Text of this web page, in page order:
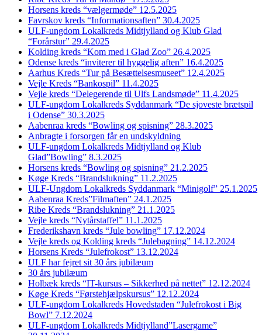
Horsens kreds “vælgermøde” 12.5.2025
Favrskov kreds “Informationsaften” 30.4.2025
ULF-ungdom Lokalkreds Midtjylland og Klub Glad
“Forårstur” 29.4.2025
Kolding kreds “Kom med i Glad Zoo” 26.4.2025
Odense kreds “inviterer til hyggelig aften” 16.4.2025
Aarhus Kreds “Tur på Besættelsesmuseet” 12.4.2025
Vejle Kreds “Bankospil” 11.4.2025
Vejle kreds “Delegerende til Ulfs Landsmøde” 11.4.2025
ULF-ungdom Lokalkreds Syddanmark “De sjoveste brætspil
i Odense” 30.3.2025
Aabenraa kreds “Bowling og spisning” 28.3.2025
Anbragte i forsorgen får en undskyldning
ULF-ungdom Lokalkreds Midtjylland og Klub
Glad”Bowling” 8.3.2025
Horsens kreds “Bowling og spisning” 21.2.2025
Køge Kreds “Brandslukning” 11.2.2025
ULF-Ungdom Lokalkreds Syddanmark “Minigolf” 25.1.2025
Aabenraa Kreds”Filmaften” 24.1.2025
Ribe Kreds “Brandslukning” 21.1.2025
Vejle kreds “Nytårstaffel” 11.1.2025
Frederikshavn kreds “Jule bowling” 17.12.2024
Vejle kreds og Kolding kreds “Julebagning” 14.12.2024
Horsens Kreds “Julefrokost” 13.12.2024
ULF har fejret sit 30 års jubilæum
30 års jubilæum
Holbæk kreds “IT-kursus – Sikkerhed på nettet” 12.12.2024
Køge Kreds “Førstehjælpskursus” 12.12.2024
ULF-ungdom Lokalkreds Hovedstaden “Julefrokost i Big
Bowl” 7.12.2024
ULF-ungdom Lokalkreds Midtjylland”Lasergame”